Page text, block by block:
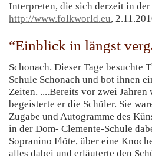
Interpreten, die sich derzeit in
http://www.folkworld.eu,
“Einblick in längst
Schonach. Dieser Tage
Schule Schonach und bot ihnen
Zeiten. ....Bereits vor zwei
begeisterte er die Schüler. Sie
Zugabe und Autogramme des
in der Dom- Clemente-Schule
Sopranino Flöte, über eine
alles dabei und erläuterte den